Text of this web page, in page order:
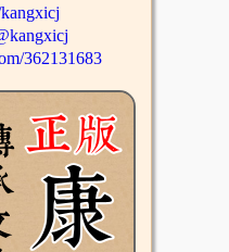
362131683